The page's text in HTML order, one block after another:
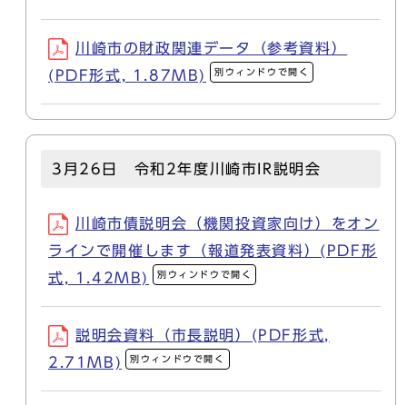
川崎市の財政関連データ（参考資料）
(PDF形式, 1.87MB)
別ウィンドウで開く
3月26日 令和2年度川崎市IR説明会
川崎市債説明会（機関投資家向け）をオン
ラインで開催します（報道発表資料）(PDF形
式, 1.42MB)
別ウィンドウで開く
説明会資料（市長説明）(PDF形式,
2.71MB)
別ウィンドウで開く